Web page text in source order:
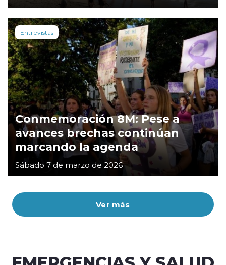
Ver más
Entrevistas
Conmemoración 8M: Pese a
avances brechas continúan
marcando la agenda
Sábado 7 de marzo de 2026